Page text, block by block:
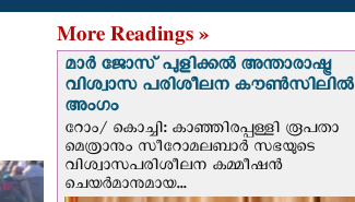
More Readings »
മാർ ജോസ് പുളിക്കൽ അന്താരാഷ്ട്ര
വിശ്വാസ പരിശീലന കൗൺസിലിൽ
അംഗം
റോം/ കൊച്ചി: കാഞ്ഞിരപ്പള്ളി രൂപതാ
മെത്രാനും സീറോമലബാർ സഭയുടെ
വിശ്വാസപരിശീലന കമ്മീഷൻ
ചെയർമാനുമായ...